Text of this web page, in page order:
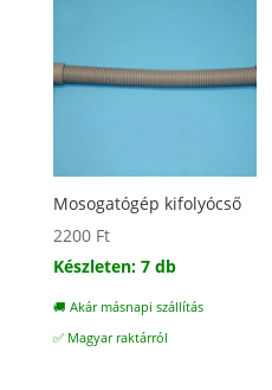
Mosogatógép kifolyócső
2200 Ft
Készleten: 7 db
🚚 Akár másnapi szállítás
✅ Magyar raktárról